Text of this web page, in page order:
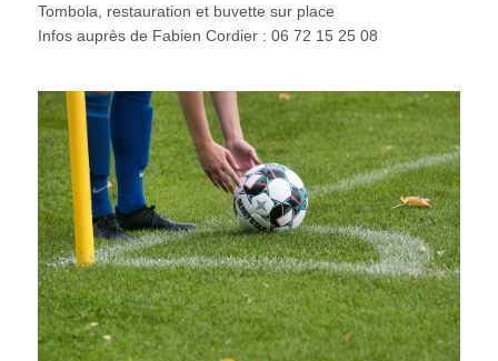
Tombola, restauration et buvette sur place
Infos auprès de Fabien Cordier : 06 72 15 25 08